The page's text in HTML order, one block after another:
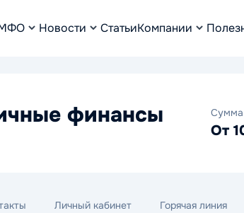
Новости СтатьиКомпании
финансы Сумма
От
Личный кабинет Горячая линия